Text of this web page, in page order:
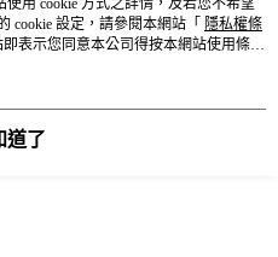
用 cookie 方式之詳情，及若您不希望
cookie 設定，請參閱本網站「 隱私權條
表示您同意本公司得按本網站使用條款
道了